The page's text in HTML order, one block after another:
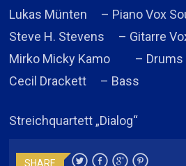
Lukas Münten – Piano Vox
Steve H. Stevens – Gitarre
Mirko Micky Kamo – Drums
Cecil Drackett – Bass
Streichquartett „Dialog“
SHARE